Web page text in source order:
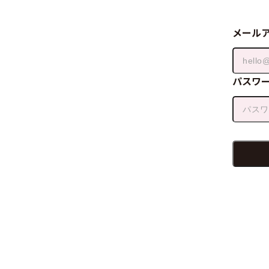
メール
パスワ